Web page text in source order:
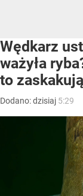
Wędkarz
ważyła
to
Dodano:dzisiaj 5:29